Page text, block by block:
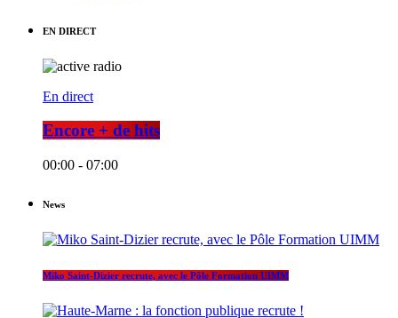
EN DIRECT
En direct
Encore + de hits
00:00 - 07:00
News
Miko Saint-Dizier recrute, avec le Pôle Formation UIMM